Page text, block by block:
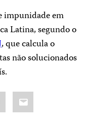
impunidade em
Latina, segundo o
, que calcula o
não solucionados
Email